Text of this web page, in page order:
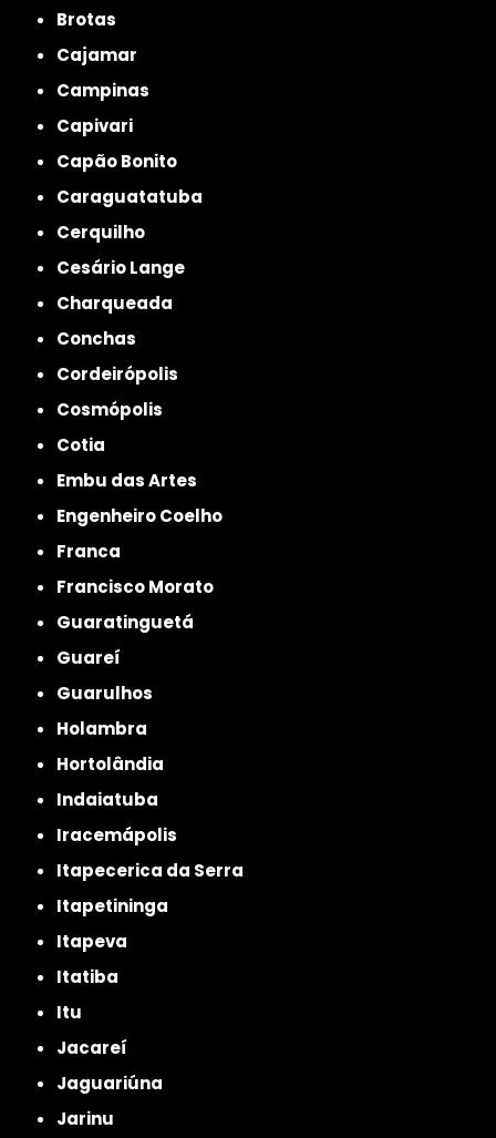
Brotas
Cajamar
Campinas
Capivari
Capão Bonito
Caraguatatuba
Cerquilho
Cesário Lange
Charqueada
Conchas
Cordeirópolis
Cosmópolis
Cotia
Embu das Artes
Engenheiro Coelho
Franca
Francisco Morato
Guaratinguetá
Guareí
Guarulhos
Holambra
Hortolândia
Indaiatuba
Iracemápolis
Itapecerica da Serra
Itapetininga
Itapeva
Itatiba
Itu
Jacareí
Jaguariúna
Jarinu